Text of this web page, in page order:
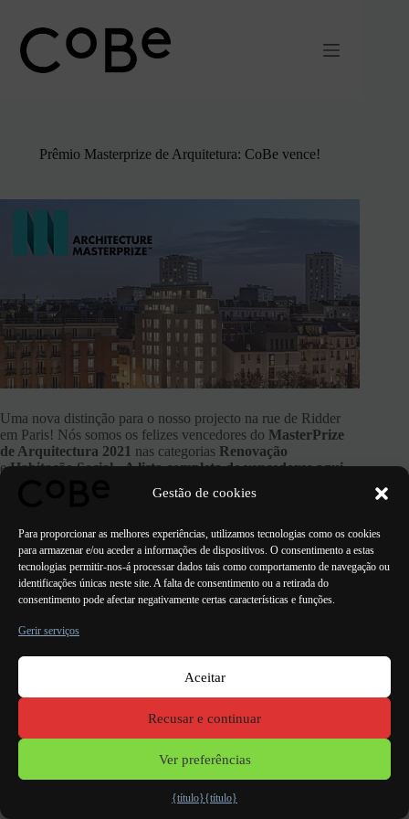
Gestão de cookies
Para proporcionar as melhores experiências, utilizamos tecnologias como os cookies
para armazenar e/ou aceder a informações de dispositivos. O consentimento a estas
tecnologias permitir-nos-á processar dados tais como comportamento de navegação ou
identificações únicas neste site. A falta de consentimento ou a retirada do
consentimento pode afectar negativamente certas características e funções.
Gerir serviços
Aceitar
Recusar e continuar
Ver preferências
{título}{título}
conteúdo
Prêmio Masterprize de Arquitetura: CoBe vence!
Uma nova distinção para o nosso projecto na rue de Ridder
em Paris! Nós somos os felizes vencedores do MasterPrize
de Arquitectura 2021 nas categorias Renovação
eHabitação Social..A lista completa de vencedores aqui
ANTERIOR PRÓXIMO
Lorient Porto Lisboa Valência
Mençõeslegais